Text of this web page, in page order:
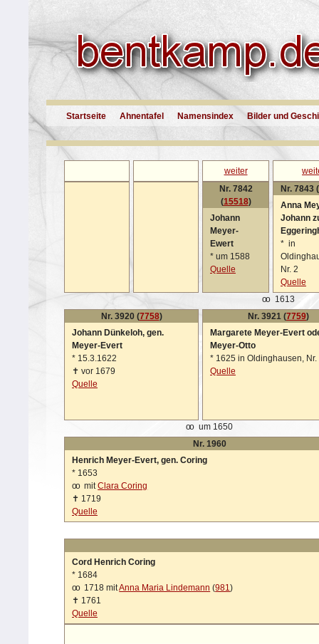
Startseite Ahnentafel Namensindex Bilder und
weiter
Nr. 7842
(15518)
Johann
Meyer-
Ewert
* um 1588
Quelle
Nr. 7843 (
Anna
Johann
* in
Nr. 2
Quelle
oo
1613
Nr. 3920 (7758)
Johann Dünkeloh, gen.
Meyer-Evert
* 15.3.1622
✝ vor 1679
Quelle
Nr. 3921 (7759)
Margarete Meyer-Evert
Meyer-Otto
* 1625 in Oldinghausen, Nr.
Quelle
oo
um 1650
Nr. 1960
Henrich Meyer-Evert, gen. Coring
* 1653
oo mitClara Coring
✝ 1719
Quelle
Cord Henrich Coring
* 1684
oo
1718 mitAnna Maria Lindemann (981)
✝ 1761
Quelle